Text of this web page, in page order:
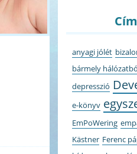
anyagi jólét
bármely
depresszió
e-könyv
EmPoWering
Kästner Ferenc